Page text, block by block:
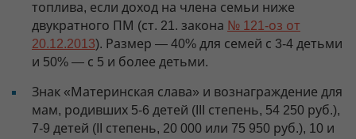
топлива, если доход на члена семьи ниже
двукратного ПМ (ст. 21. закона № 121-оз от
20.12.2013). Размер — 40% для семей с 3-4 детьми
и 50% — с 5 и более детьми.
Знак «Материнская слава» и вознаграждение для
мам, родивших 5-6 детей (III степень, 54 250 руб.),
7-9 детей (II степень, 20 000 или 75 950 руб.), 10 и